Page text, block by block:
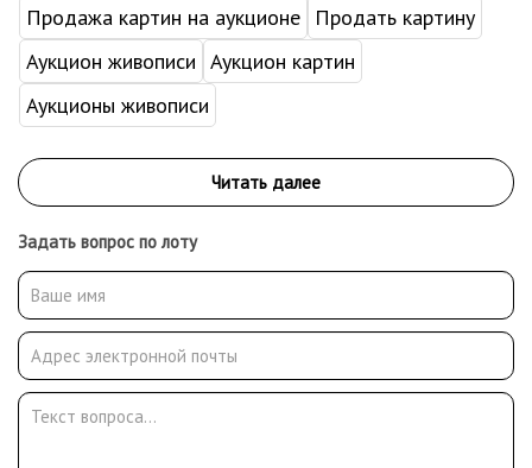
Продажа картин на аукционе
Продать картину
Аукцион живописи Аукцион картин
Аукционы живописи
Задать вопрос по лоту